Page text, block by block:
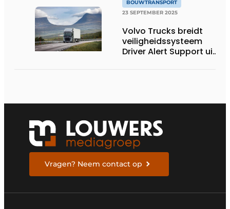
BOUWTRANSPORT
23 SEPTEMBER 2025
Volvo Trucks breidt
veiligheidssysteem
Driver Alert Support uit
Vragen? Neem contact op